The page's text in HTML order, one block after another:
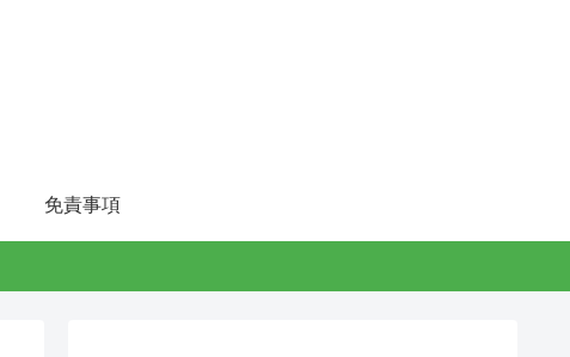
免責事項